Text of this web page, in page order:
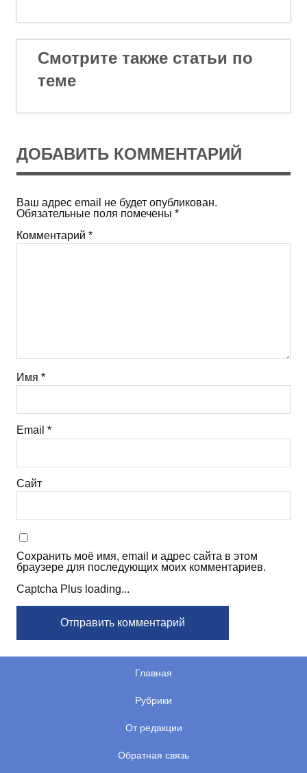
Смотрите также статьи по
теме
ДОБАВИТЬ КОММЕНТАРИЙ
Ваш адрес email не будет опубликован.
Обязательные поля помечены *
Комментарий *
Имя *
Email *
Сайт
Сохранить моё имя, email и адрес сайта в этом
браузере для последующих моих комментариев.
Captcha Plus loading...
Главная
Рубрики
От редакции
Обратная связь